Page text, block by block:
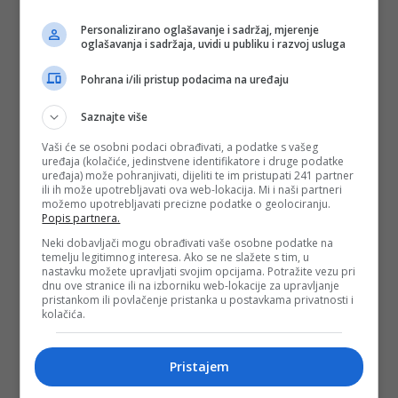
Personalizirano oglašavanje i sadržaj, mjerenje
oglašavanja i sadržaja, uvidi u publiku i razvoj usluga
Pohrana i/ili pristup podacima na uređaju
Saznajte više
Vaši će se osobni podaci obrađivati, a podatke s vašeg
uređaja (kolačiće, jedinstvene identifikatore i druge podatke
uređaja) može pohranjivati, dijeliti te im pristupati 241 partner
ili ih može upotrebljavati ova web-lokacija. Mi i naši partneri
možemo upotrebljavati precizne podatke o geolociranju.
Popis partnera.
Neki dobavljači mogu obrađivati vaše osobne podatke na
temelju legitimnog interesa. Ako se ne slažete s tim, u
nastavku možete upravljati svojim opcijama. Potražite vezu pri
dnu ove stranice ili na izborniku web-lokacije za upravljanje
pristankom ili povlačenje pristanka u postavkama privatnosti i
kolačića.
Pristajem